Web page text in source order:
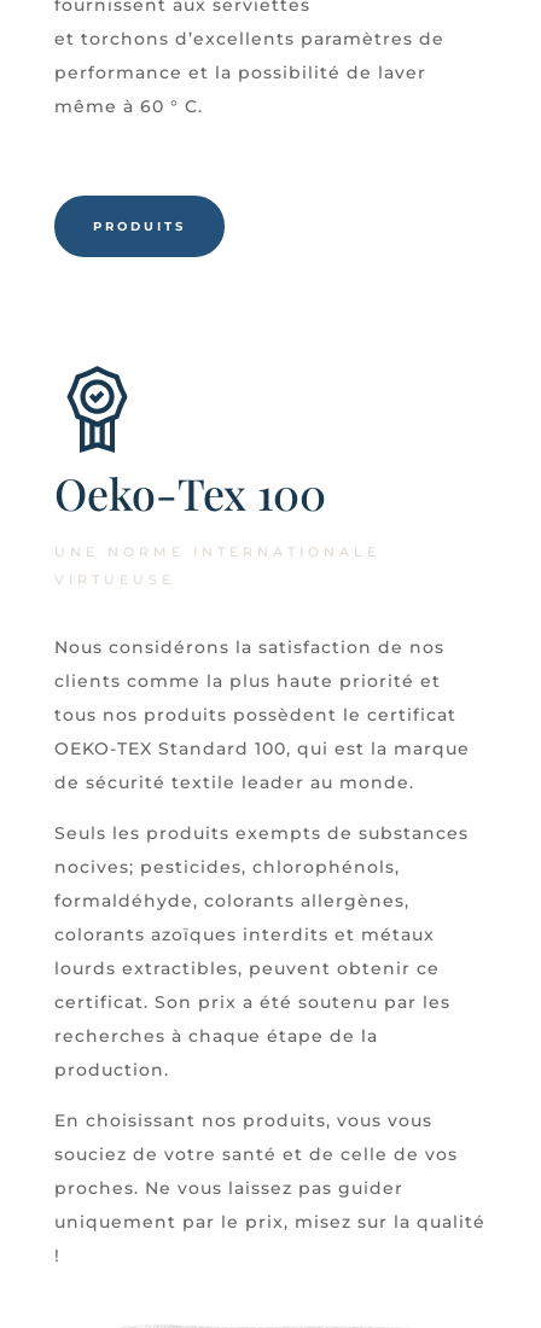
fournissent aux serviettes
et torchons d’excellents paramètres de
performance et la possibilité de laver
même à 60 ° C.
PRODUITS
Oeko-Tex 100
UNE NORME INTERNATIONALE
VIRTUEUSE
Nous considérons la satisfaction de nos
clients comme la plus haute priorité et
tous nos produits possèdent le certificat
OEKO-TEX Standard 100, qui est la marque
de sécurité textile leader au monde.
Seuls les produits exempts de substances
nocives; pesticides, chlorophénols,
formaldéhyde, colorants allergènes,
colorants azoïques interdits et métaux
lourds extractibles, peuvent obtenir ce
certificat. Son prix a été soutenu par les
recherches à chaque étape de la
production.
En choisissant nos produits, vous vous
souciez de votre santé et de celle de vos
proches. Ne vous laissez pas guider
uniquement par le prix, misez sur la qualité
!